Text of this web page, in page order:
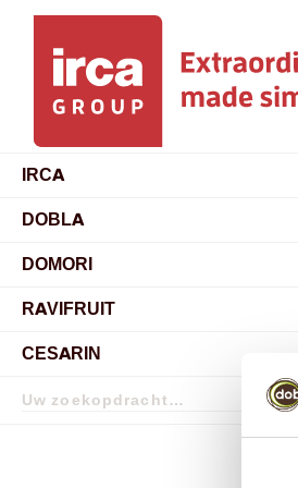
IRCA
DOBLA
DOMORI
RAVIFRUIT
CESARIN